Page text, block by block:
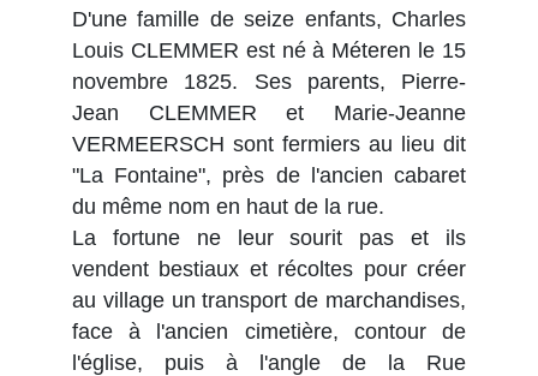
D'une famille de seize enfants, Charles
Louis CLEMMER est né à Méteren le 15
novembre 1825. Ses parents, Pierre-
Jean CLEMMER et Marie-Jeanne
VERMEERSCH sont fermiers au lieu dit
"La Fontaine", près de l'ancien cabaret
du même nom en haut de la rue.
La fortune ne leur sourit pas et ils
vendent bestiaux et récoltes pour créer
au village un transport de marchandises,
face à l'ancien cimetière, contour de
l'église, puis à l'angle de la Rue